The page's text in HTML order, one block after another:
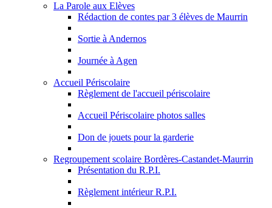
La Parole aux Elèves
Rédaction de contes par 3 élèves de Maurrin
Sortie à Andernos
Journée à Agen
Accueil Périscolaire
Règlement de l'accueil périscolaire
Accueil Périscolaire photos salles
Don de jouets pour la garderie
Regroupement scolaire Bordères-Castandet-Maurrin
Présentation du R.P.I.
Règlement intérieur R.P.I.